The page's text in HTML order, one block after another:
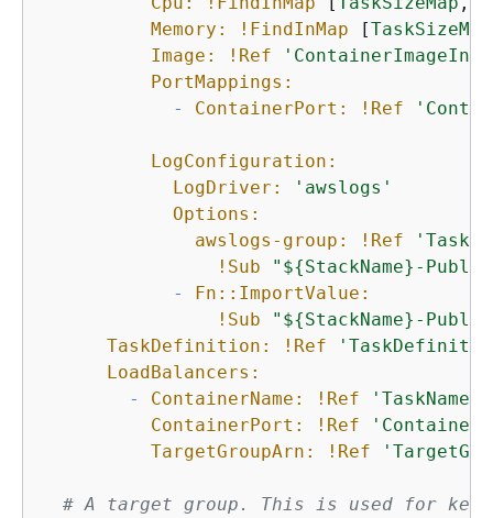
Memory:
!FindInMap [TaskSizeMap
Image:
!Ref
PortMappings:
-
ContainerPort: !Ref
LogConfiguration:
LogDriver:
'awslogs'
Options:
awslogs-group:
!Ref
!Sub
"${StackName}-
-
Fn::ImportValue:
!Sub
"${StackName}-
TaskDefinition:
!Ref
LoadBalancers:
-
ContainerName: !Ref
ContainerPort:
!Ref
TargetGroupArn:
!Ref
# A target group. This is used for